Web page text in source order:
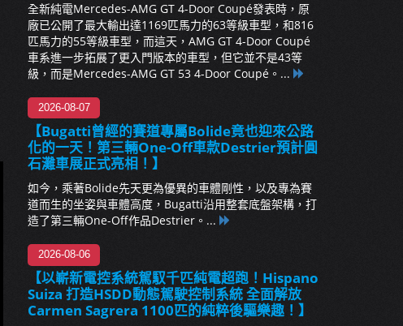
全新純電Mercedes-AMG GT 4-Door Coupé發表時，原
廠已公開了最大輸出達1169匹馬力的63等級車型，和816
匹馬力的55等級車型，而這天，AMG GT 4-Door Coupé
車系進一步拓展了更入門版本的車型，但它並不是43等
級，而是Mercedes-AMG GT 53 4-Door Coupé。...
2026-08-07
【Bugatti曾經的賽道專屬Bolide竟也迎來公路
化的一天！第三輛One-Off車款Destrier預計圓
石灘車展正式亮相！】
如今，乘著Bolide先天更為優異的車體剛性，以及專為賽
道而生的坐姿與車體高度，Bugatti沿用整套底盤架構，打
造了第三輛One-Off作品Destrier。...
2026-08-06
【以嶄新電控系統駕馭千匹純電超跑！Hispano
Suiza 打造HSDD動態駕駛控制系統 全面解放
Carmen Sagrera 1100匹的純粹後驅樂趣！】